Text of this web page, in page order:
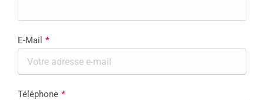
E-Mail *
Téléphone *